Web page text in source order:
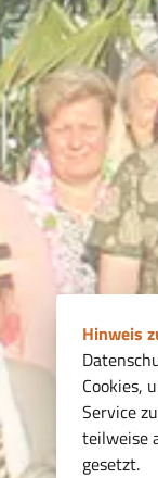
Hinweis
Cookies,
Service
teilweise
gesetzt.